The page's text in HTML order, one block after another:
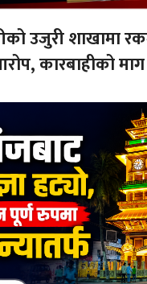
उजुरी शाखामा
कारबाहीको माग